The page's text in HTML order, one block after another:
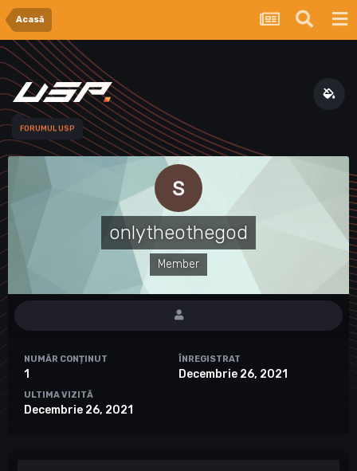
Acasă
FORUMUL USP
onlytheothegod
Member
NUMĂR CONȚINUT
1
ÎNREGISTRAT
Decembrie 26, 2021
ULTIMA VIZITĂ
Decembrie 26, 2021